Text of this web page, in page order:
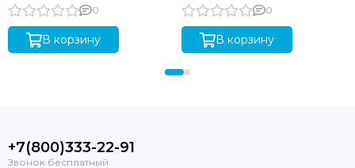
0
В корзину
0
В корзину
+7(800)333-22-91